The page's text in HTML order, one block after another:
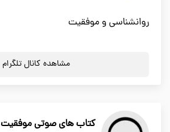
روانشناسی و موفقیت
مشاهده کانال تلگرام
کتاب های صوتی موفقیت